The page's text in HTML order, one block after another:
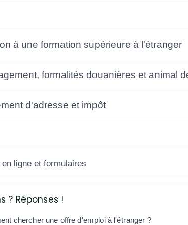
à une formation supérieure à l'étranger
formalités douanières et animal
d'adresse et impôt
ligne et formulaires
? Réponses !
chercher une offre d'emploi à l'étranger ?